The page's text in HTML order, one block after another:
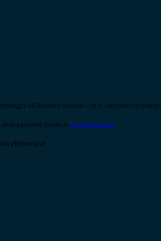
all'indirizzo indicato con le istruzioni necessarie.
password tramite la Login Spaggiari
elettronica!